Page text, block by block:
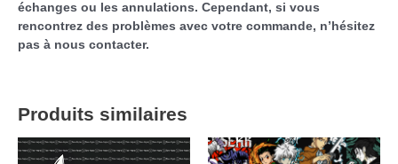
échanges ou les annulations. Cependant, si vous
rencontrez des problèmes avec votre commande, n’hésitez
pas à nous contacter.
Produits similaires